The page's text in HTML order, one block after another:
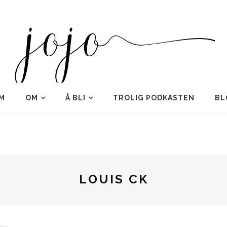
OM Å BLI TROLIG PODKASTEN
LOUIS CK